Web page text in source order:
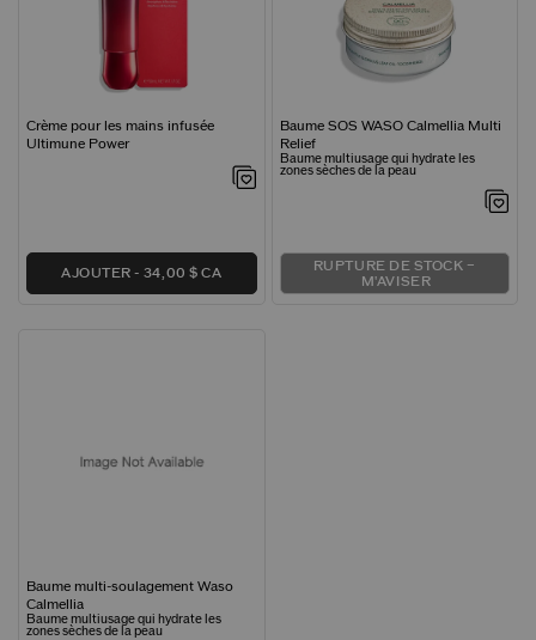
Crème pour les mains infusée
Ultimune Power
AJOUTER 34,00 $ CA
Baume SOS WASO Calmellia Multi
Relief
Baume multiusage qui hydrate les
zones sèches de la peau
RUPTURE DE STOCK –
M'AVISER
Baume multi-soulagement Waso
Calmellia
Baume multiusage qui hydrate les
zones sèches de la peau